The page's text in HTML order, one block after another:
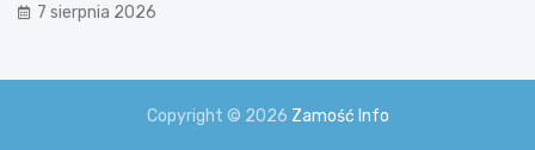
7 sierpnia 2026
Copyright © 2026 Zamość Info